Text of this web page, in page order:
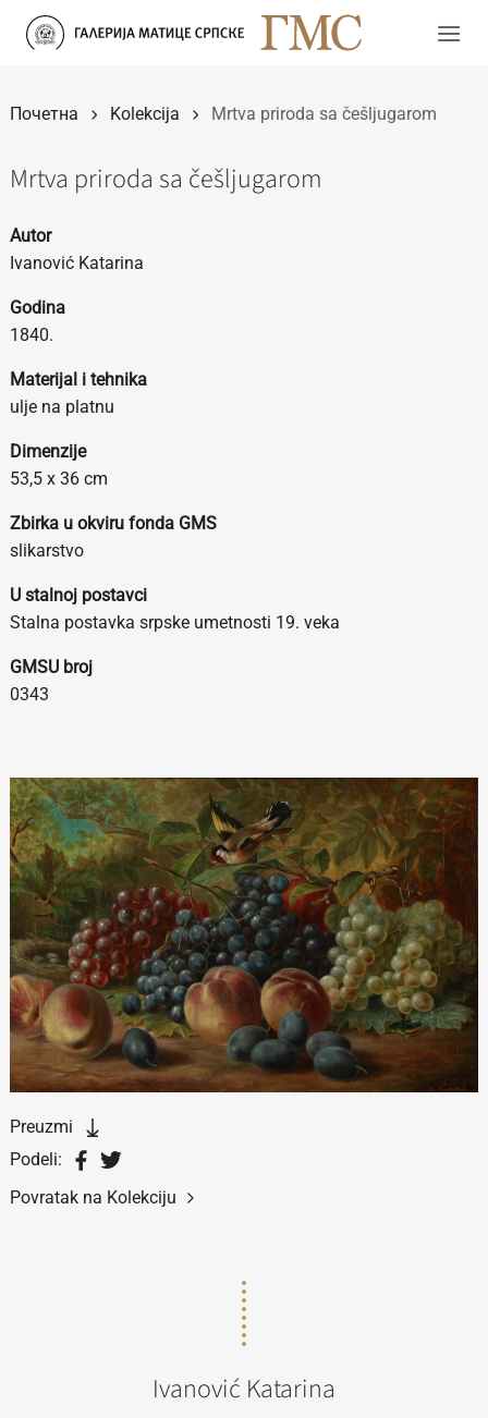
Прескочи
Почетна Kolekcija Mrtva priroda sa češljugarom
Mrtva priroda sa češljugarom
Autor
Ivanović Katarina
Godina
1840.
Materijal i tehnika
ulje na platnu
Dimenzije
53,5 x 36 cm
Zbirka u okviru fonda GMS
slikarstvo
U stalnoj postavci
Stalna postavka srpske umetnosti 19. veka
GMSU broj
0343
Preuzmi
Podeli:
Povratak na Kolekciju
Ivanović Katarina